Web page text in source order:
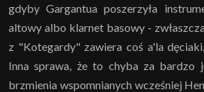
gdyby Gargantua poszerzyła
altowy albo klarnet basowy -
z "Kotegardy" zawiera coś a'la
Inna sprawa, że to chyba za bardzo
brzmienia wspomnianych wcześniej